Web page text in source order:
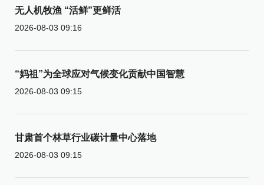
无人机牧渔 “活鲜”更鲜活
2026-08-03 09:16
“妈祖”为全球应对气候变化贡献中国智慧
2026-08-03 09:15
甘肃首个林草行业碳计量中心落地
2026-08-03 09:15